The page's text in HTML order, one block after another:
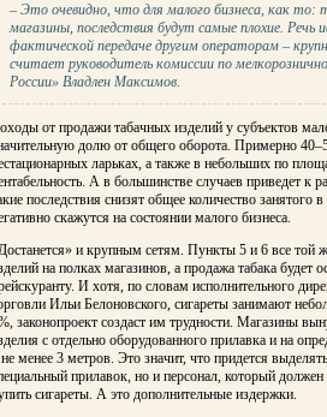
– Это очевидно, что для малого бизнеса, как то:
магазины, последствия будут самые плохие.
фактической передаче другим операторам –
считает руководитель комиссии по
России» Владлен Максимов.
от продажи табачных изделий у субъектов
долю от общего оборота. Примерно
ларьках, а также в небольших по
А в большинстве случаев приведет к
последствия снизят общее количество
скажутся на состоянии малого бизнеса.
и крупным сетям. Пункты 5 и 6 все той
на полках магазинов, а продажа табака будет
И хотя, по словам исполнительного
Ильи Белоновского, сигареты занимают
законопроект создаст им трудности. Магазины
с отдельно оборудованного прилавка и на
менее 3 метров. Это значит, что придется
прилавок, но и персонал, который
сигареты. А это дополнительные издержки.